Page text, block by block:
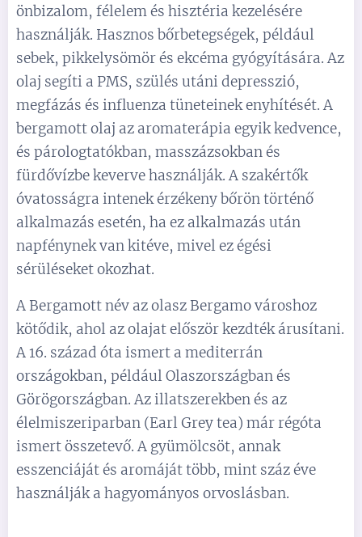
önbizalom, félelem és hisztéria kezelésére
használják. Hasznos bőrbetegségek, például
sebek, pikkelysömör és ekcéma gyógyítására. Az
olaj segíti a PMS, szülés utáni depresszió,
megfázás és influenza tüneteinek enyhítését. A
bergamott olaj az aromaterápia egyik kedvence,
és párologtatókban, masszázsokban és
fürdővízbe keverve használják. A szakértők
óvatosságra intenek érzékeny bőrön történő
alkalmazás esetén, ha ez alkalmazás után
napfénynek van kitéve, mivel ez égési
sérüléseket okozhat.
A Bergamott név az olasz Bergamo városhoz
kötődik, ahol az olajat először kezdték árusítani.
A 16. század óta ismert a mediterrán
országokban, például Olaszországban és
Görögországban. Az illatszerekben és az
élelmiszeriparban (Earl Grey tea) már régóta
ismert összetevő. A gyümölcsöt, annak
esszenciáját és aromáját több, mint száz éve
használják a hagyományos orvoslásban.